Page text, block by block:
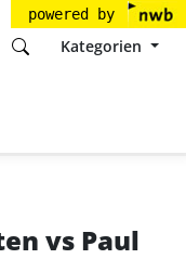
powered by
Kategorien
vs Paul